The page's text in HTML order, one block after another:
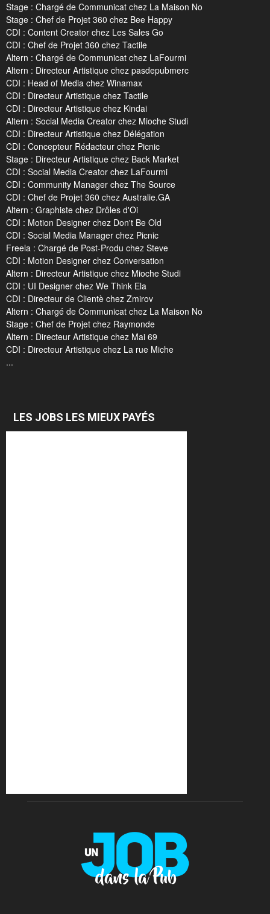
Stage : Chargé de Communicat chez La Maison No
Stage : Chef de Projet 360 chez Bee Happy
CDI : Content Creator chez Les Sales Go
CDI : Chef de Projet 360 chez Tactile
Altern : Chargé de Communicat chez LaFourmi
Altern : Directeur Artistique chez pasdepubmerc
CDI : Head of Media chez Winamax
CDI : Directeur Artistique chez Tactile
CDI : Directeur Artistique chez Kindai
Altern : Social Media Creator chez Mioche Studi
CDI : Directeur Artistique chez Délégation
CDI : Concepteur Rédacteur chez Picnic
Stage : Directeur Artistique chez Back Market
CDI : Social Media Creator chez LaFourmi
CDI : Community Manager chez The Source
CDI : Chef de Projet 360 chez Australie.GA
Altern : Graphiste chez Drôles d'Oi
CDI : Motion Designer chez Don't Be Old
CDI : Social Media Manager chez Picnic
Freela : Chargé de Post-Produ chez Steve
CDI : Motion Designer chez Conversation
Altern : Directeur Artistique chez Mioche Studi
CDI : UI Designer chez We Think Ela
CDI : Directeur de Clientè chez Zmirov
Altern : Chargé de Communicat chez La Maison No
Stage : Chef de Projet chez Raymonde
Altern : Directeur Artistique chez Mai 69
CDI : Directeur Artistique chez La rue Miche
...
LES JOBS LES MIEUX PAYÉS